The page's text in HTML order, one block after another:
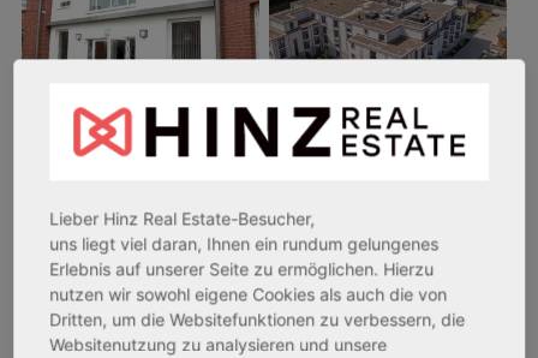
Rendite:
3,60 %
Assetklasse:
Pflegeapartment
Objekteigenschaft:
Rendite:
3,50 %
Assetklasse:
Pflegeapartment
Objekteigenschaft:
Lieber Hinz Real Estate-Besucher,
uns liegt viel daran, Ihnen ein rundum gelungenes
Erlebnis auf unserer Seite zu ermöglichen. Hierzu
nutzen wir sowohl eigene Cookies als auch die von
Dritten, um die Websitefunktionen zu verbessern, die
Websitenutzung zu analysieren und unsere